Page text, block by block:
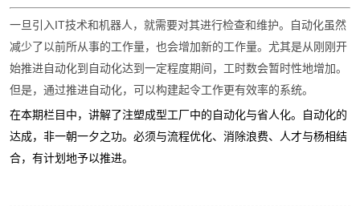
一旦引入IT技术和机器人，就需要对其进行检查和维护。自动化虽然
减少了以前所从事的工作量，也会增加新的工作量。尤其是从刚刚开
始推进自动化到自动化达到一定程度期间，工时数会暂时性地增加。
但是，通过推进自动化，可以构建起令工作更有效率的系统。
在本期栏目中，讲解了注塑成型工厂中的自动化与省人化。自动化的
达成，非一朝一夕之功。必须与流程优化、消除浪费、人才与杨相结
合，有计划地予以推进。